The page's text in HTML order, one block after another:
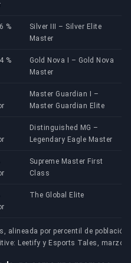
alineada por percentil de población
Leetify y Esports Tales, marzo
%
Silver III – Silver Elite
Master
%
Gold Nova I – Gold Nova
Master
Master Guardian I –
Master Guardian Elite
Distinguished MG –
Legendary Eagle Master
Supreme Master First
Class
The Global Elite